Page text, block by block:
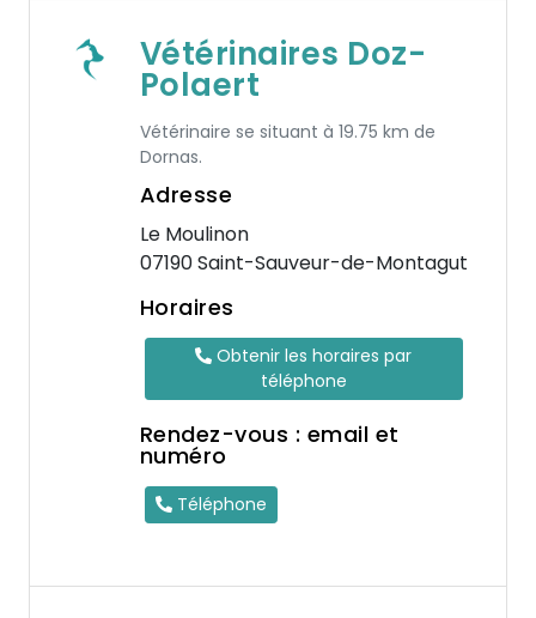
Vétérinaires Doz-
Polaert
Vétérinaire se situant à 19.75 km de
Dornas.
Adresse
Le Moulinon
07190 Saint-Sauveur-de-Montagut
Horaires
Obtenir les horaires par
téléphone
Rendez-vous : email et
numéro
Téléphone